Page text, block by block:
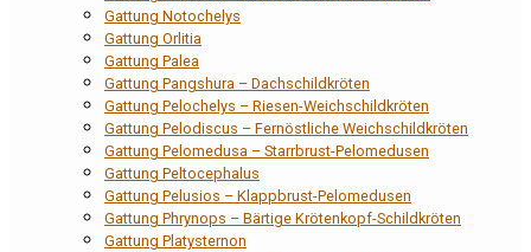
Gattung Notochelys
Gattung Orlitia
Gattung Palea
Gattung Pangshura – Dachschildkröten
Gattung Pelochelys – Riesen-Weichschildkröten
Gattung Pelodiscus – Fernöstliche Weichschildkröten
Gattung Pelomedusa – Starrbrust-Pelomedusen
Gattung Peltocephalus
Gattung Pelusios – Klappbrust-Pelomedusen
Gattung Phrynops – Bärtige Krötenkopf-Schildkröten
Gattung Platysternon